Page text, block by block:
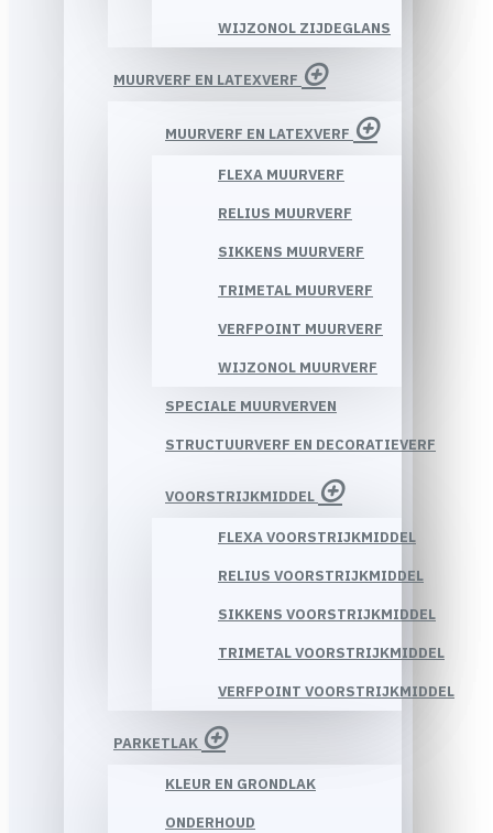
WIJZONOL ZIJDEGLANS
MUURVERF EN LATEXVERF
MUURVERF EN LATEXVERF
FLEXA MUURVERF
RELIUS MUURVERF
SIKKENS MUURVERF
TRIMETAL MUURVERF
VERFPOINT MUURVERF
WIJZONOL MUURVERF
SPECIALE MUURVERVEN
STRUCTUURVERF EN DECORATIEVERF
VOORSTRIJKMIDDEL
FLEXA VOORSTRIJKMIDDEL
RELIUS VOORSTRIJKMIDDEL
SIKKENS VOORSTRIJKMIDDEL
TRIMETAL VOORSTRIJKMIDDEL
VERFPOINT VOORSTRIJKMIDDEL
PARKETLAK
KLEUR EN GRONDLAK
ONDERHOUD